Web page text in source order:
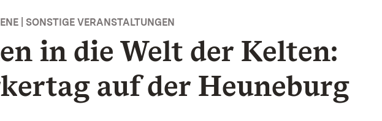
| SONSTIGE VERANSTALTUNGEN
in die Welt der Kelten:
auf der Heuneburg